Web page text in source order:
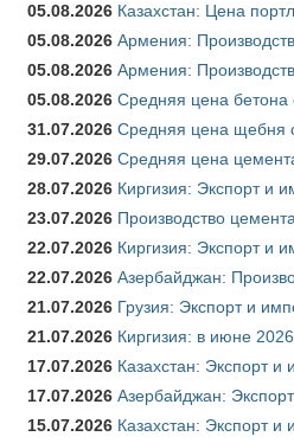
05.08.2026 Казахстан: Цена
05.08.2026 Армения:
05.08.2026 Армения:
05.08.2026 Средняя цена бетона
31.07.2026 Средняя цена щебня
29.07.2026 Средняя цена
28.07.2026 Киргизия: Экспорт и
23.07.2026 Производство
22.07.2026 Киргизия: Экспорт и
22.07.2026 Азербайджан:
21.07.2026 Грузия: Экспорт и
21.07.2026 Киргизия: в июне
17.07.2026 Казахстан: Экспорт
17.07.2026 Азербайджан:
15.07.2026 Казахстан: Экспорт